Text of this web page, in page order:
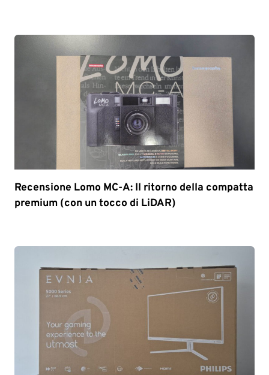
Recensione Lomo MC-A: Il ritorno della compatta
premium (con un tocco di LiDAR)